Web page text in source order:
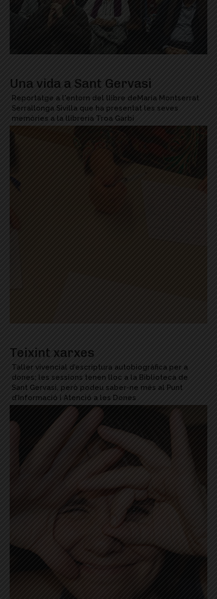
Una vida a Sant Gervasi
Reportatge a l'entorn del llibre deMaria Montserrat
Serrallonga Sivilla que ha presentat les seves
memòries a la llibreria Troa Garbí
Teixint xarxes
Taller vivencial d’escriptura autobiogràfica per a
dones; les sessions tenen lloc a la Biblioteca de
Sant Gervasi, però podeu saber-ne més al Punt
d’Informació i Atenció a les Dones